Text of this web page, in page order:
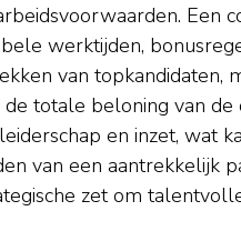
Een
werktijden,
van topkandidaten,
totale beloning van
en inzet, wat
van een aantrekkelijk
zet om